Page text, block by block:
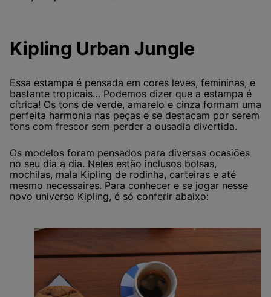
Kipling Urban Jungle
Essa estampa é pensada em cores leves, femininas, e
bastante tropicais… Podemos dizer que a estampa é
cítrica! Os tons de verde, amarelo e cinza formam uma
perfeita harmonia nas peças e se destacam por serem
tons com frescor sem perder a ousadia divertida.
Os modelos foram pensados para diversas ocasiões
no seu dia a dia. Neles estão inclusos bolsas,
mochilas, mala Kipling de rodinha, carteiras e até
mesmo necessaires. Para conhecer e se jogar nesse
novo universo Kipling, é só conferir abaixo: